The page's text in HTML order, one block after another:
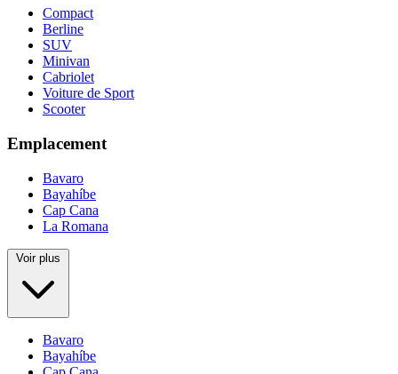
Compact
Berline
SUV
Minivan
Cabriolet
Voiture de Sport
Scooter
Emplacement
Bavaro
Bayahíbe
Cap Cana
La Romana
Voir plus
Bavaro
Bayahíbe